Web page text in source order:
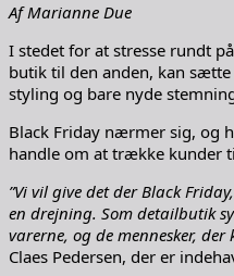
Af Marianne Due
I stedet for at stresse rundt
butik til den anden, kan
styling og bare nyde
Black Friday nærmer sig, og
handle om at trække kunder
”Vi vil give det der Black
en drejning. Som detailbutik
varerne, og de mennesker,
Claes Pedersen, der er